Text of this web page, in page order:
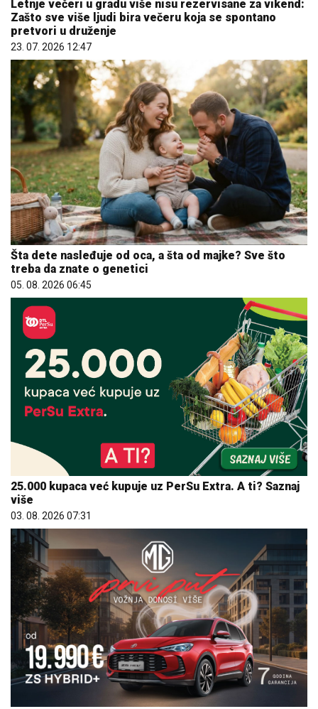
Letnje večeri u gradu više nisu rezervisane za vikend:
Zašto sve više ljudi bira večeru koja se spontano
pretvori u druženje
23. 07. 2026 12:47
Šta dete nasleđuje od oca, a šta od majke? Sve što
treba da znate o genetici
05. 08. 2026 06:45
25.000 kupaca već kupuje uz PerSu Extra. A ti? Saznaj
više
03. 08. 2026 07:31